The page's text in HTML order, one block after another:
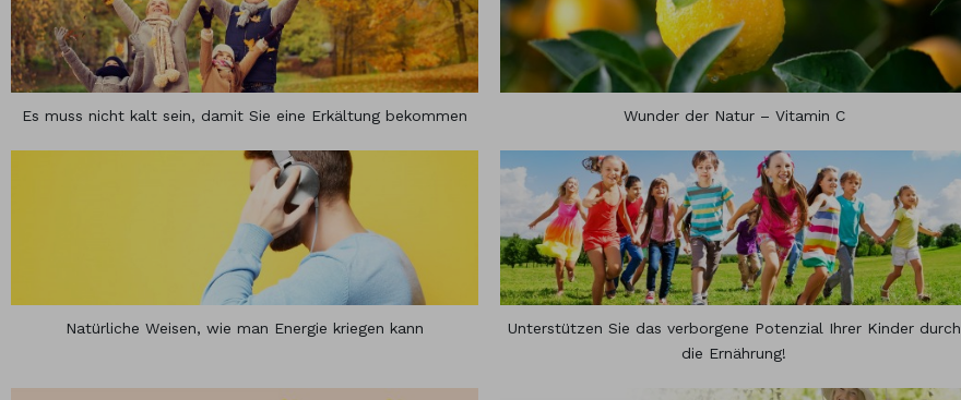
Gummies
Es muss nicht kalt sein, damit Sie eine Erkältung bekommen Wunder der Natur – Vitamin C
Natürliche Weisen, wie man Energie kriegen kann
Unterstützen Sie das verborgene Potenzial Ihrer Kinder durch
die Ernährung!